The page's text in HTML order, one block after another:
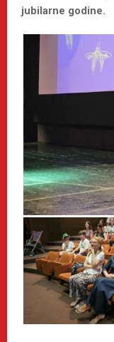
jubilarne godine.